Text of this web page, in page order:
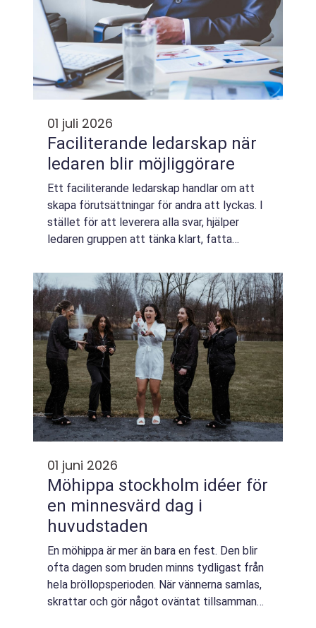
01 juli 2026
Faciliterande ledarskap när
ledaren blir möjliggörare
Ett faciliterande ledarskap handlar om att
skapa förutsättningar för andra att lyckas. I
stället för att leverera alla svar, hjälper
ledaren gruppen att tänka klart, fatta
genomförandet. Ledaren blir mer som en tr...
01 juni 2026
Möhippa stockholm idéer för
en minnesvärd dag i
huvudstaden
En möhippa är mer än bara en fest. Den blir
ofta dagen som bruden minns tydligast från
hela bröllopsperioden. När vännerna samlas,
skrattar och gör något oväntat tillsammans